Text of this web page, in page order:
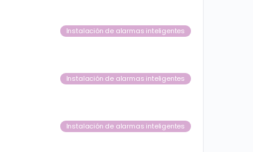
Instalación de alarmas inteligentes
Instalación de alarmas inteligentes
Instalación de alarmas inteligentes